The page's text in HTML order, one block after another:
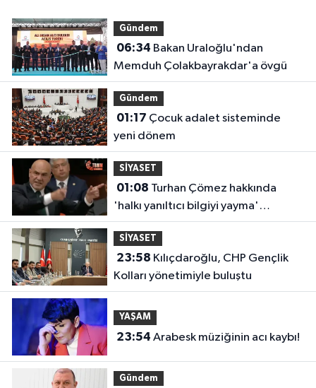
Gündem
06:34
Memduh Çolakbayrakdar'a övgü
Gündem
01:17
yeni dönem
SİYASET
01:08
'halkı yanıltıcı bilgiyi yayma'
soruşturması
SİYASET
23:58
Kolları yönetimiyle buluştu
YAŞAM
23:54 Arabesk müziğinin acı kaybı!
Gündem